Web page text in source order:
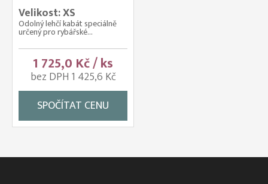
Velikost: XS
Odolný lehčí kabát speciálně
určený pro rybářské...
1 725,0 Kč / ks
bez DPH 1 425,6 Kč
SPOČÍTAT CENU